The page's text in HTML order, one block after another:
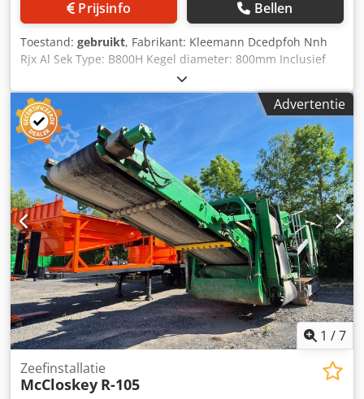
Prijsinfo Bellen
Toestand: gebruikt, Fabrikant: Kleemann Dcedpfoh Nnh
Rjx Al Sek Type: B800H Kegel diameter: 800mm Inclusief
Advertentie
1 /7
Zeefinstallatie
McCloskey R-105